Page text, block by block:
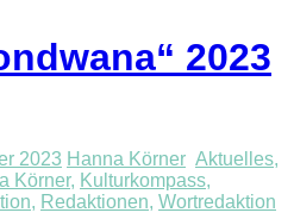
2023
2023 Hanna Körner Aktuelles,
Körner, Kulturkompass,
, Redaktionen, Wortredaktion